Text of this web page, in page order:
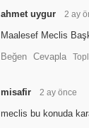
ahmet uygur 2 ay
Maalesef Meclis
Beğen Cevapla
misafir 2 ay önce
meclis bu konuda